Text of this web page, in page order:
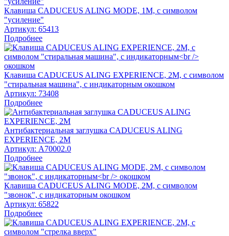
Клавиша CADUCEUS ALING MODE, 1М, с символом
"усиление"
Артикул: 65413
Подробнее
Клавиша CADUCEUS ALING EXPERIENCE, 2М, с символом
"стиральная машина", с индикаторным окошком
Артикул: 73408
Подробнее
Антибактериальная заглушка CADUCEUS ALING
EXPERIENCE, 2М
Артикул: A70002.0
Подробнее
Клавиша CADUCEUS ALING MODE, 2М, с символом
"звонок", с индикаторным окошком
Артикул: 65822
Подробнее